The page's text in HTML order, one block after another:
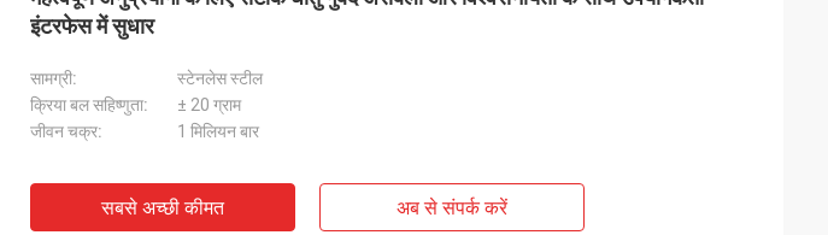
हमने जो झिल्ली स्विच मंगवाए थे, उनकी तेजी से
प्रतिक्रिया और गुणवत्ता ने हमें प्रभावित किया। वे हमारे
आपके झिल्ली स्विच हमारे विनिर्माण आवश्यकताओं के लिए
अविश्वसनीय रूप से विश्वसनीय और लागत प्रभावी साबित
इंटरफेस में सुधार
सामग्री:
स्टेनलेस स्टील
क्रिया बल सहिष्णुता:
± 20 ग्राम
जीवन चक्र:
1 मिलियन बार
सबसे अच्छी कीमत अब से संपर्क करें